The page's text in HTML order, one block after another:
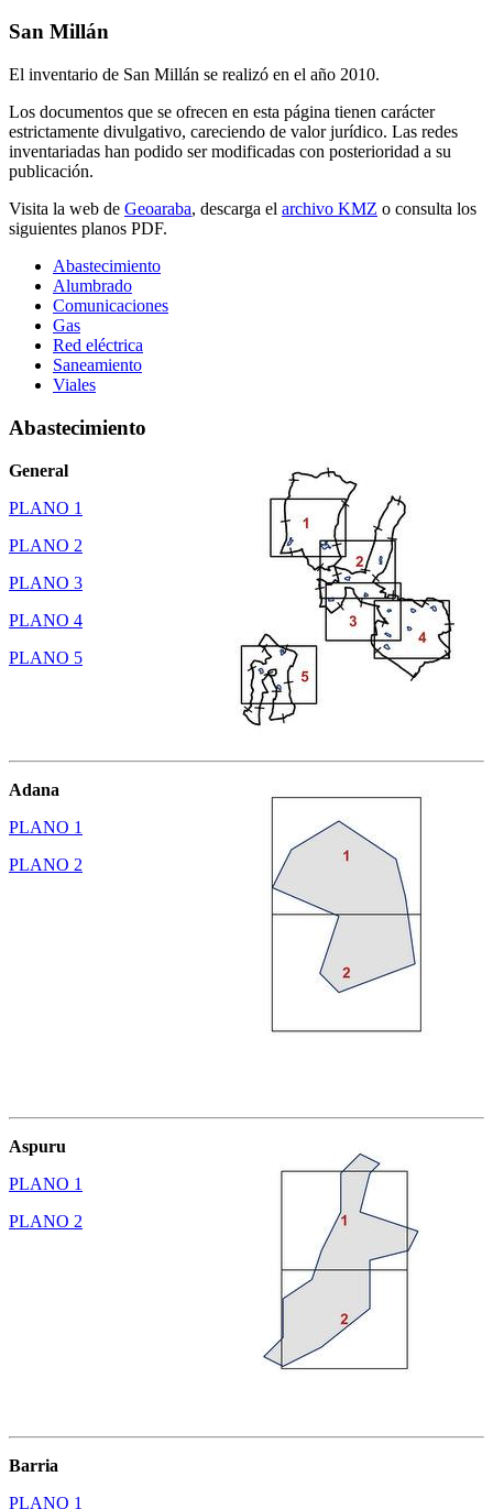
San Millán
El inventario de San Millán se realizó en el año 2010.
Los documentos que se ofrecen en esta página tienen carácter
estrictamente divulgativo, careciendo de valor jurídico. Las redes
inventariadas han podido ser modificadas con posterioridad a su
publicación.
Visita la web de Geoaraba, descarga el archivo KMZ o consulta los
siguientes planos PDF.
Abastecimiento
Alumbrado
Comunicaciones
Gas
Red eléctrica
Saneamiento
Viales
Abastecimiento
General
PLANO 1
PLANO 2
PLANO 3
PLANO 4
PLANO 5
Adana
PLANO 1
PLANO 2
Aspuru
PLANO 1
PLANO 2
Barria
PLANO 1